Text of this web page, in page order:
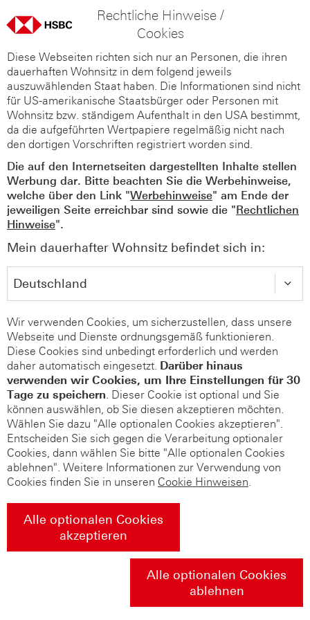
Rechtliche Hinweise /
Cookies
Diese Webseiten richten sich nur an Personen, die ihren
dauerhaften Wohnsitz in dem folgend jeweils
auszuwählenden Staat haben. Die Informationen sind nicht
für US-amerikanische Staatsbürger oder Personen mit
Wohnsitz bzw. ständigem Aufenthalt in den USA bestimmt,
da die aufgeführten Wertpapiere regelmäßig nicht nach
den dortigen Vorschriften registriert worden sind.
Die auf den Internetseiten dargestellten Inhalte stellen
Werbung dar. Bitte beachten Sie die Werbehinweise,
welche über den Link "Werbehinweise" am Ende der
jeweiligen Seite erreichbar sind sowie die "Rechtlichen
Hinweise".
Mein dauerhafter Wohnsitz befindet sich in:
Wir verwenden Cookies, um sicherzustellen, dass unsere
Webseite und Dienste ordnungsgemäß funktionieren.
Diese Cookies sind unbedingt erforderlich und werden
daher automatisch eingesetzt. Darüber hinaus
verwenden wir Cookies, um Ihre Einstellungen für 30
Tage zu speichern. Dieser Cookie ist optional und Sie
können auswählen, ob Sie diesen akzeptieren möchten.
Wählen Sie dazu "Alle optionalen Cookies akzeptieren".
Entscheiden Sie sich gegen die Verarbeitung optionaler
Cookies, dann wählen Sie bitte "Alle optionalen Cookies
ablehnen". Weitere Informationen zur Verwendung von
Cookies finden Sie in unseren Cookie Hinweisen.
Alle optionalen Cookies
akzeptieren
Alle optionalen Cookies
ablehnen